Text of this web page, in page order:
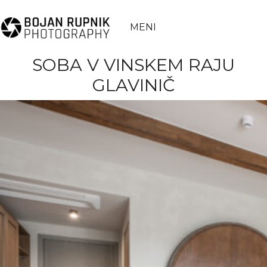
MENI
SOBA V VINSKEM RAJU
GLAVINIČ